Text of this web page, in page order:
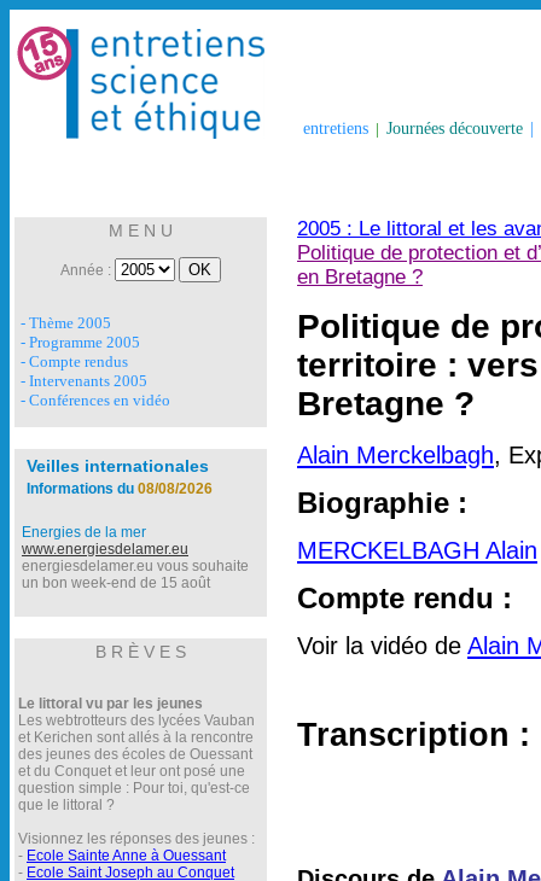
entretiens | Journées découverte
M E N U
Année :
- Thème 2005
- Programme 2005
- Compte rendus
- Intervenants 2005
- Conférences en vidéo
Veilles internationales
Informations du 08/08/2026
Energies de la mer
www.energiesdelamer.eu
energiesdelamer.eu vous souhaite
un bon week-end de 15 août
B R È V E S
Le littoral vu par les jeunes
Les webtrotteurs des lycées Vauban
et Kerichen sont allés à la rencontre
des jeunes des écoles de Ouessant
et du Conquet et leur ont posé une
question simple : Pour toi, qu'est-ce
que le littoral ?
Visionnez les réponses des jeunes :
- Ecole Sainte Anne à Ouessant
- Ecole Saint Joseph au Conquet
2005 : Le littoral et les
Politique de protection et
en Bretagne ?
Politique de
territoire :
Bretagne ?
Alain Merckelbagh,
Biographie :
MERCKELBAGH Alain
Compte rendu :
Voir la vidéo de Alain
Transcription :